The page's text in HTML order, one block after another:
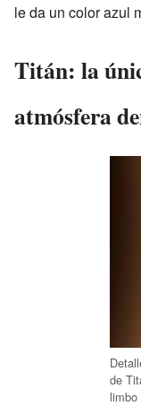
le da un color azul
Titán: la
atmósfera
de
limbo